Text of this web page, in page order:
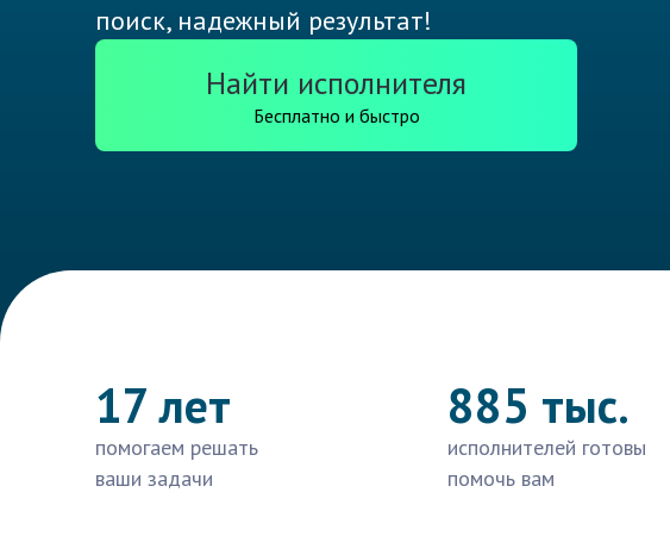
поиск, надежный результат!
Найти исполнителя
Бесплатно и быстро
17 лет
помогаем решать
ваши задачи
885 тыс.
исполнителей готовы
помочь вам